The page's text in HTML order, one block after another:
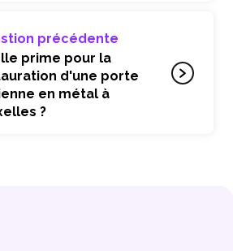
précédente
prime pour la
d'une porte
en métal à
?